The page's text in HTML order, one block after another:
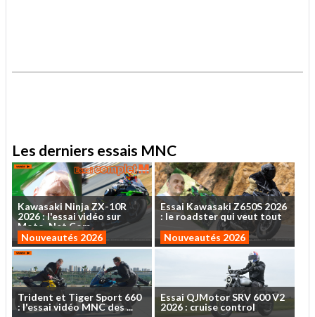
Les derniers essais MNC
Kawasaki Ninja ZX-10R
2026: l'essaividéo sur
Moto-Net.Com
Nouveautés 2026
Essai KawasakiZ650S2026
: le roadsterqui veut tout
Nouveautés 2026
Trident et TigerSport 660
: l'essaividéo MNCdes...
EssaiQJMotorSRV 600V2
2026 : cruise control